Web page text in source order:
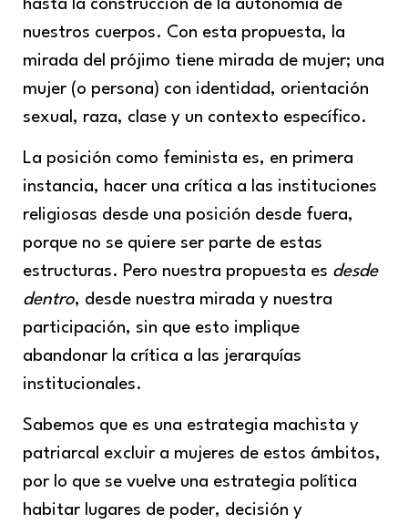
hasta la construcción de la autonomía de
nuestros cuerpos. Con esta propuesta, la
mirada del prójimo tiene mirada de mujer; una
mujer (o persona) con identidad, orientación
sexual, raza, clase y un contexto específico.
La posición como feminista es, en primera
instancia, hacer una crítica a las instituciones
religiosas desde una posición desde fuera,
porque no se quiere ser parte de estas
estructuras. Pero nuestra propuesta es desde
dentro, desde nuestra mirada y nuestra
participación, sin que esto implique
abandonar la crítica a las jerarquías
institucionales.
Sabemos que es una estrategia machista y
patriarcal excluir a mujeres de estos ámbitos,
por lo que se vuelve una estrategia política
habitar lugares de poder, decisión y